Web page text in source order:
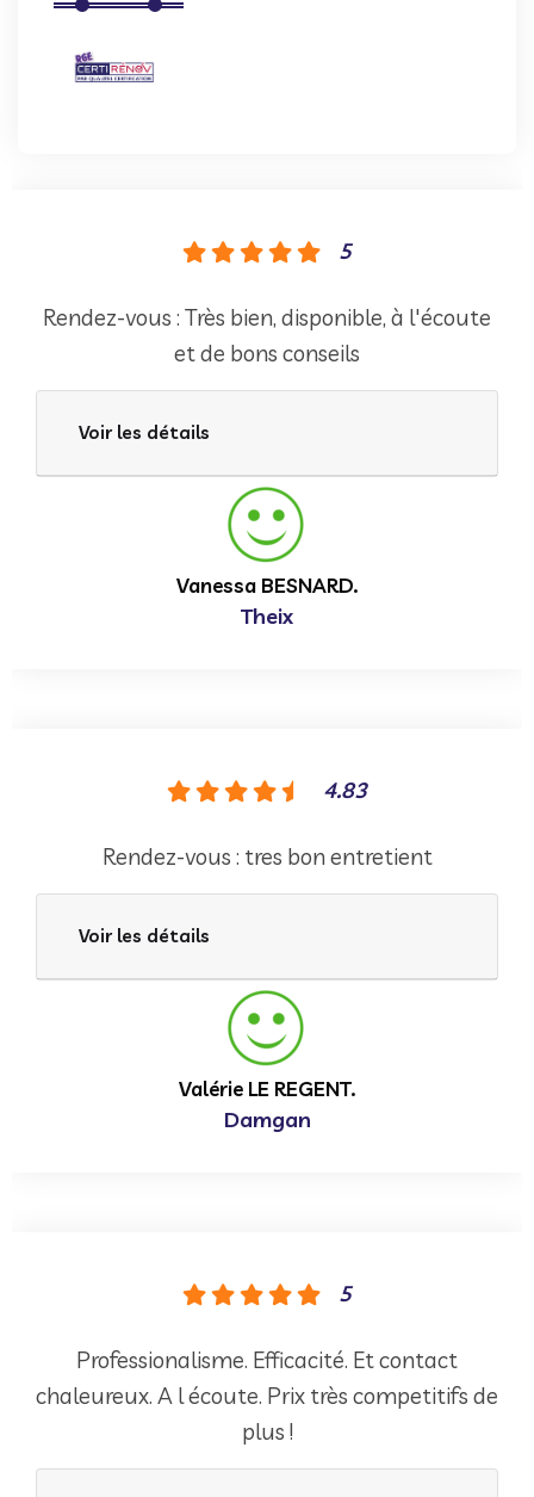
5
Rendez-vous : Très bien, disponible, à l'écoute
et de bons conseils
Voir les détails
Vanessa BESNARD.
Theix
4.83
Rendez-vous : tres bon entretient
Voir les détails
Valérie LE REGENT.
Damgan
5
Professionalisme. Efficacité. Et contact
chaleureux. A l écoute. Prix très competitifs de
plus !